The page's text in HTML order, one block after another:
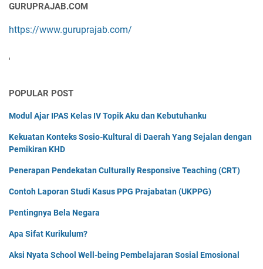
GURUPRAJAB.COM
https://www.guruprajab.com/
'
POPULAR POST
Modul Ajar IPAS Kelas IV Topik Aku dan Kebutuhanku
Kekuatan Konteks Sosio-Kultural di Daerah Yang Sejalan dengan
Pemikiran KHD
Penerapan Pendekatan Culturally Responsive Teaching (CRT)
Contoh Laporan Studi Kasus PPG Prajabatan (UKPPG)
Pentingnya Bela Negara
Apa Sifat Kurikulum?
Aksi Nyata School Well-being Pembelajaran Sosial Emosional